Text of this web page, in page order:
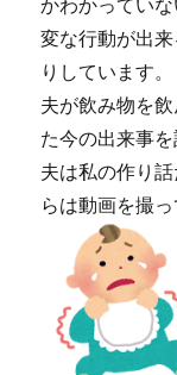
かわかってい
変な行動が出
りしています。
夫が飲み物を
た今の出来事
夫は私の作り
らは動画を撮っ